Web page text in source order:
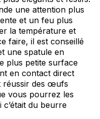
une attention plus
et un feu plus
la température et
faire, il est conseillé
une spatule en
plus petite surface
en contact direct
réussir des œufs
vous pourrez les
du beurre